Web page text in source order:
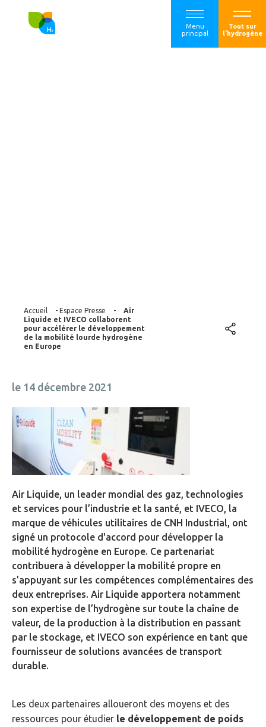
Menu
principal
Tout sur
l'hydrogène
Accueil - Espace Presse -
Air
Liquide et IVECO collaborent
pour accélérer le développement
de la mobilité lourde hydrogène
en Europe
le 14 décembre 2021
Air Liquide, un leader mondial des gaz, technologies
et services pour l’industrie et la santé, et IVECO, la
marque de véhicules utilitaires de CNH Industrial, ont
signé un protocole d'accord pour développer la
mobilité hydrogène en Europe. Ce partenariat
contribuera à développer la mobilité propre en
s’appuyant sur les compétences complémentaires des
deux entreprises. Air Liquide apportera notamment
son expertise de l’hydrogène sur toute la chaîne de
valeur, de la production à la distribution en passant
par le stockage, et IVECO son expérience en tant que
fournisseur de solutions avancées de transport
durable.
Les deux partenaires alloueront des moyens et des
ressources pour étudier le développement de poids